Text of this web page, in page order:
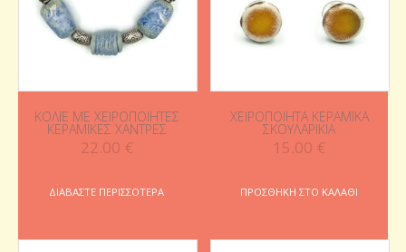
ΚΟΛΙΈ ΜΕ ΧΕΙΡΟΠΟΊΗΤΕΣ
ΚΕΡΑΜΙΚΈΣ ΧΆΝΤΡΕΣ
22.00 €
ΔΙΑΒΆΣΤΕ ΠΕΡΙΣΣΌΤΕΡΑ
ΧΕΙΡΟΠΟΊΗΤΑ ΚΕΡΑΜΙΚΆ
ΣΚΟΥΛΑΡΊΚΙΑ
15.00 €
ΠΡΟΣΘΉΚΗ ΣΤΟ ΚΑΛΆΘΙ